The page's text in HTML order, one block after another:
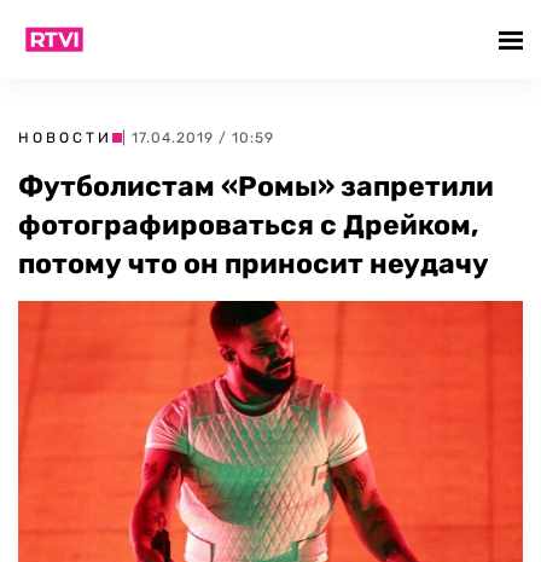
НОВОСТИ | 17.04.2019 / 10:59
Футболистам «Ромы» запретили
фотографироваться с Дрейком,
потому что он приносит неудачу